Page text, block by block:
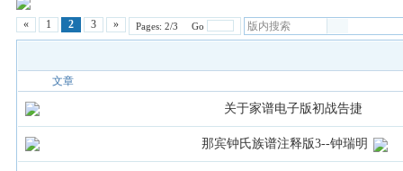
« 1 2 3 » Pages: 2/3 Go
文章
关于家谱电子版初战告捷
那宾钟氏族谱注释版3--钟瑞明